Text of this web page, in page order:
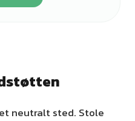
neutralt sted. Stole